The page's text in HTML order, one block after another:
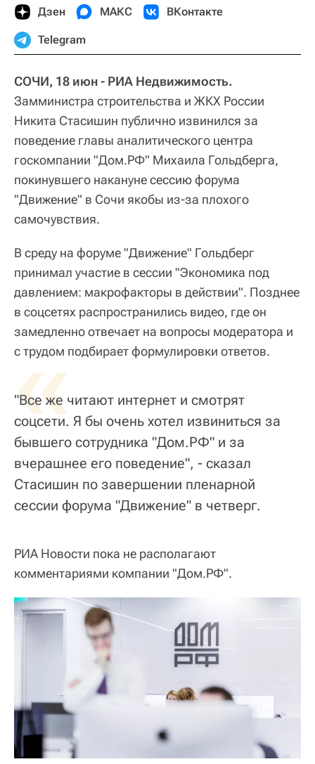
Дзен МАКС ВКонтакте
Telegram
СОЧИ, 18 июн - РИА Недвижимость.
Замминистра строительства и ЖКХ России
Никита Стасишин публично извинился за
поведение главы аналитического центра
госкомпании "Дом.РФ" Михаила Гольдберга,
покинувшего накануне сессию форума
"Движение" в Сочи якобы из-за плохого
самочувствия.
В среду на форуме "Движение" Гольдберг
принимал участие в сессии "Экономика под
давлением: макрофакторы в действии". Позднее
в соцсетях распространились видео, где он
замедленно отвечает на вопросы модератора и
с трудом подбирает формулировки ответов.
«
"Все же читают интернет и смотрят
соцсети. Я бы очень хотел извиниться за
бывшего сотрудника "Дом.РФ" и за
вчерашнее его поведение", - сказал
Стасишин по завершении пленарной
сессии форума "Движение" в четверг.
РИА Новости пока не располагают
комментариями компании "Дом.РФ".